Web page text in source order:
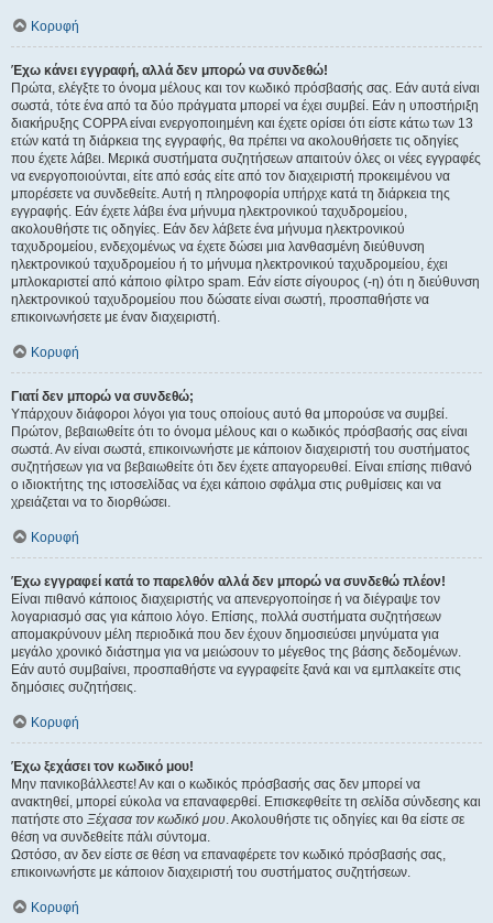
Κορυφή
Έχω κάνει εγγραφή, αλλά δεν μπορώ να συνδεθώ!
Πρώτα, ελέγξτε το όνομα μέλους και τον κωδικό πρόσβασής σας. Εάν αυτά είναι
σωστά, τότε ένα από τα δύο πράγματα μπορεί να έχει συμβεί. Εάν η υποστήριξη
διακήρυξης COPPA είναι ενεργοποιημένη και έχετε ορίσει ότι είστε κάτω των 13
ετών κατά τη διάρκεια της εγγραφής, θα πρέπει να ακολουθήσετε τις οδηγίες
που έχετε λάβει. Μερικά συστήματα συζητήσεων απαιτούν όλες οι νέες εγγραφές
να ενεργοποιούνται, είτε από εσάς είτε από τον διαχειριστή προκειμένου να
μπορέσετε να συνδεθείτε. Αυτή η πληροφορία υπήρχε κατά τη διάρκεια της
εγγραφής. Εάν έχετε λάβει ένα μήνυμα ηλεκτρονικού ταχυδρομείου,
ακολουθήστε τις οδηγίες. Εάν δεν λάβετε ένα μήνυμα ηλεκτρονικού
ταχυδρομείου, ενδεχομένως να έχετε δώσει μια λανθασμένη διεύθυνση
ηλεκτρονικού ταχυδρομείου ή το μήνυμα ηλεκτρονικού ταχυδρομείου, έχει
μπλοκαριστεί από κάποιο φίλτρο spam. Εάν είστε σίγουρος (-η) ότι η διεύθυνση
ηλεκτρονικού ταχυδρομείου που δώσατε είναι σωστή, προσπαθήστε να
επικοινωνήσετε με έναν διαχειριστή.
Κορυφή
Γιατί δεν μπορώ να συνδεθώ;
Υπάρχουν διάφοροι λόγοι για τους οποίους αυτό θα μπορούσε να συμβεί.
Πρώτον, βεβαιωθείτε ότι το όνομα μέλους και ο κωδικός πρόσβασής σας είναι
σωστά. Αν είναι σωστά, επικοινωνήστε με κάποιον διαχειριστή του συστήματος
συζητήσεων για να βεβαιωθείτε ότι δεν έχετε απαγορευθεί. Είναι επίσης πιθανό
ο ιδιοκτήτης της ιστοσελίδας να έχει κάποιο σφάλμα στις ρυθμίσεις και να
χρειάζεται να το διορθώσει.
Κορυφή
Έχω εγγραφεί κατά το παρελθόν αλλά δεν μπορώ να συνδεθώ πλέον!
Είναι πιθανό κάποιος διαχειριστής να απενεργοποίησε ή να διέγραψε τον
λογαριασμό σας για κάποιο λόγο. Επίσης, πολλά συστήματα συζητήσεων
απομακρύνουν μέλη περιοδικά που δεν έχουν δημοσιεύσει μηνύματα για
μεγάλο χρονικό διάστημα για να μειώσουν το μέγεθος της βάσης δεδομένων.
Εάν αυτό συμβαίνει, προσπαθήστε να εγγραφείτε ξανά και να εμπλακείτε στις
δημόσιες συζητήσεις.
Κορυφή
Έχω ξεχάσει τον κωδικό μου!
Μην πανικοβάλλεστε! Αν και ο κωδικός πρόσβασής σας δεν μπορεί να
ανακτηθεί, μπορεί εύκολα να επαναφερθεί. Επισκεφθείτε τη σελίδα σύνδεσης και
πατήστε στο Ξέχασα τον κωδικό μου. Ακολουθήστε τις οδηγίες και θα είστε σε
θέση να συνδεθείτε πάλι σύντομα.
Ωστόσο, αν δεν είστε σε θέση να επαναφέρετε τον κωδικό πρόσβασής σας,
επικοινωνήστε με κάποιον διαχειριστή του συστήματος συζητήσεων.
Κορυφή